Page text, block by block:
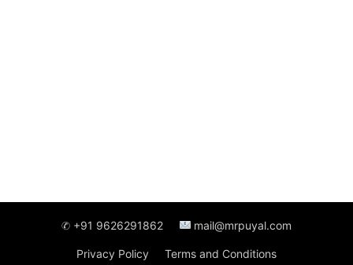
✆ +91 9626291862 mail@mrpuyal.com
Privacy Policy Terms and Conditions